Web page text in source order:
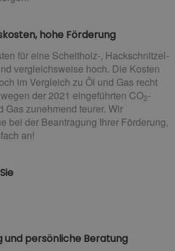
hohe Förderung
für eine Scheitholz-, Hackschnitzel-
vergleichsweise hoch. Die Kosten
im Vergleich zu Öl und Gas recht
der 2021 eingeführten CO2-
Gas zunehmend teurer. Wir
bei der Beantragung Ihrer Förderung,
an!
und persönliche Beratung